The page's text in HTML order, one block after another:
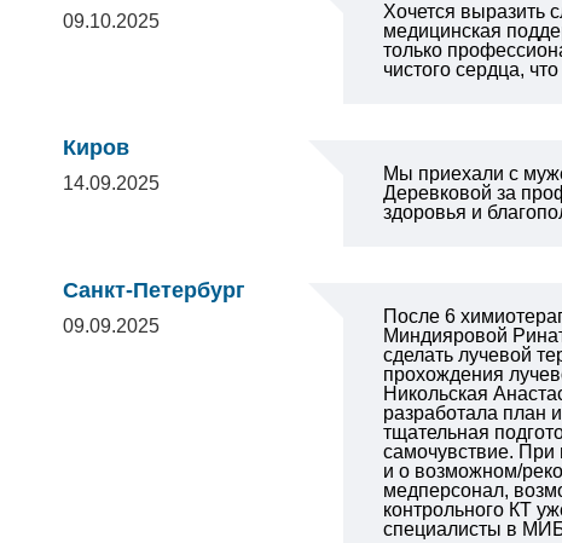
09.10.2025
Хочется выразить
медицинская
только
чистого сердца,
Киров
14.09.2025
Мы приехали с
Деревковой за
здоровья и
Санкт-Петербург
09.09.2025
После 6
Миндияровой
сделать лучевой
прохождения
Никольская
разработала план
тщательная
самочувствие.
и о возможном/
медперсонал,
контрольного КТ
специалисты в